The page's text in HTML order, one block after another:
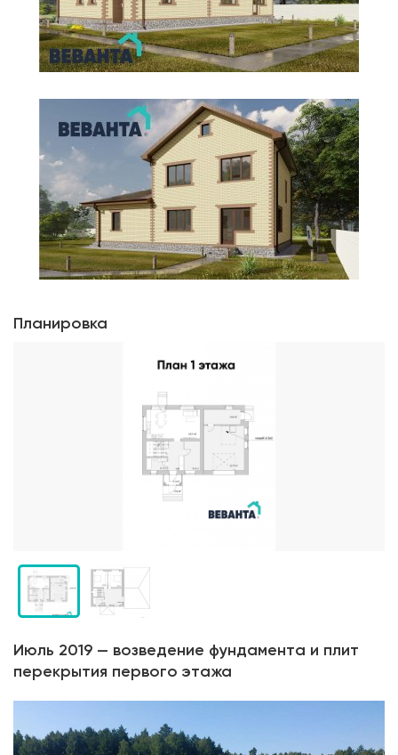
Планировка
Июль 2019 — возведение фундамента и плит
перекрытия первого этажа